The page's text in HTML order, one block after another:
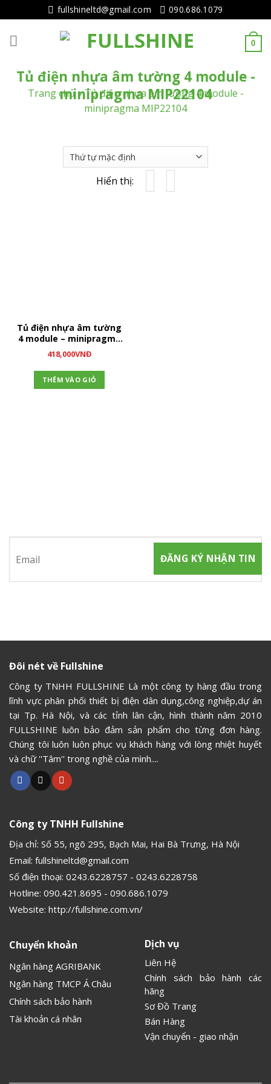
tục
tới
fullshineltd@gmail.com 090.686.1079
0
Tủ điện nhựa âm tường 4 module -
minipragma MIP22104
Trang chủ»Tủ điện nhựa âm tường 4 module -
minipragma MIP22104
Hiển thị:
Tủ điện nhựa âm tường
4 module – minipragma
MIP22104
418,000VNĐ
THÊM VÀO GIỎ
Đôi nét về Fullshine
Công ty TNHH FULLSHINE Là một công ty hàng đầu trong
lĩnh vực phân phối thiết bị điện dân dụng,công nghiệp,dự án
tại Tp. Hà Nội, và các tỉnh lân cận, hình thành năm 2010
FULLSHINE luôn bảo đảm sản phẩm cho từng đơn hàng.
Chúng tôi luôn luôn phục vụ khách hàng với lòng nhiệt huyết
và chữ ''Tâm'' trong nghề của mình....
Công ty TNHH Fullshine
Địa chỉ: Số 55, ngõ 295, Bạch Mai, Hai Bà Trưng, Hà Nội
Email: fullshineltd@gmail.com
Số điện thoại: 0243.6228757 - 0243.6228758
Hotline: 090.421.8695 - 090.686.1079
Website: http://fullshine.com.vn/
Chuyển khoản
Ngân hàng AGRIBANK
Ngân hàng TMCP Á Châu
Chính sách bảo hành
Tài khoản cá nhân
Dịch vụ
Liên Hệ
Chính sách bảo hành các
hãng
Sơ Đồ Trang
Bán Hàng
Vận chuyển - giao nhận